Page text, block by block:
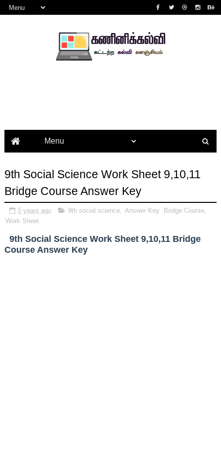
9th Social Science Work Sheet 9,10,11
Bridge Course Answer Key
5 years ago 9th social science, Answer Key, Bridge Course,
Work Sheet
9th Social Science Work Sheet 9,10,11 Bridge
Course Answer Key